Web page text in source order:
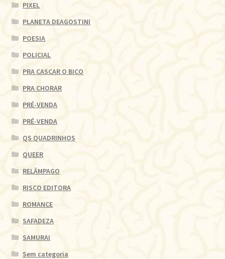
PIXEL
PLANETA DEAGOSTINI
POESIA
POLICIAL
PRA CASCAR O BICO
PRA CHORAR
PRÉ-VENDA
PRÉ-VENDA
QS QUADRINHOS
QUEER
RELÂMPAGO
RISCO EDITORA
ROMANCE
SAFADEZA
SAMURAI
Sem categoria